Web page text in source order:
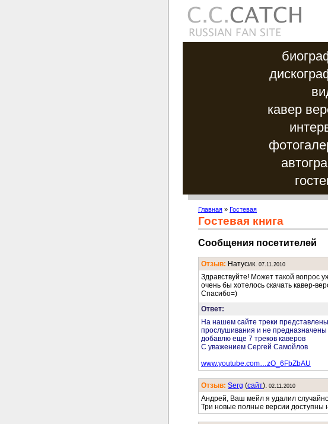
кавер
Главная » Гостевая
Гостевая книга
Сообщения посетителей
Отзыв: Натусик. 07.11.2010
Здравствуйте! Может такой вопрос
очень бы хотелось скачать кавер-
Спасибо=)
Ответ:
На нашем сайте треки
прослушивания и не предназначены
добавлю еще 7 треков каверов
С уважением Сергей Самойлов
www.youtube.com…zO_6FbZbAU
Отзыв: Serg (cайт). 02.11.2010
Андрей, Ваш мейл я удалил
Три новые полные версии доступны